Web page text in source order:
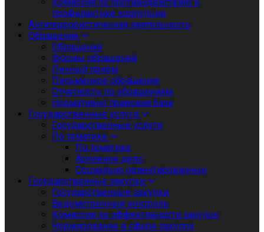
профилактике коррупции
Антитеррористическая деятельность
Обращения
Обращения
Формы обращений
Личный приём
Письменное обращение
Отчетность по обращениям
Нормативно правовая база
Государственные услуги
Государственные услуги
По тематике
По тематике
Архивное дело
Социально ориентированные
Государственные закупки
Государственные закупки
Ведомственный контроль
Комиссия по эффективности закупок
Нормирование в сфере закупок